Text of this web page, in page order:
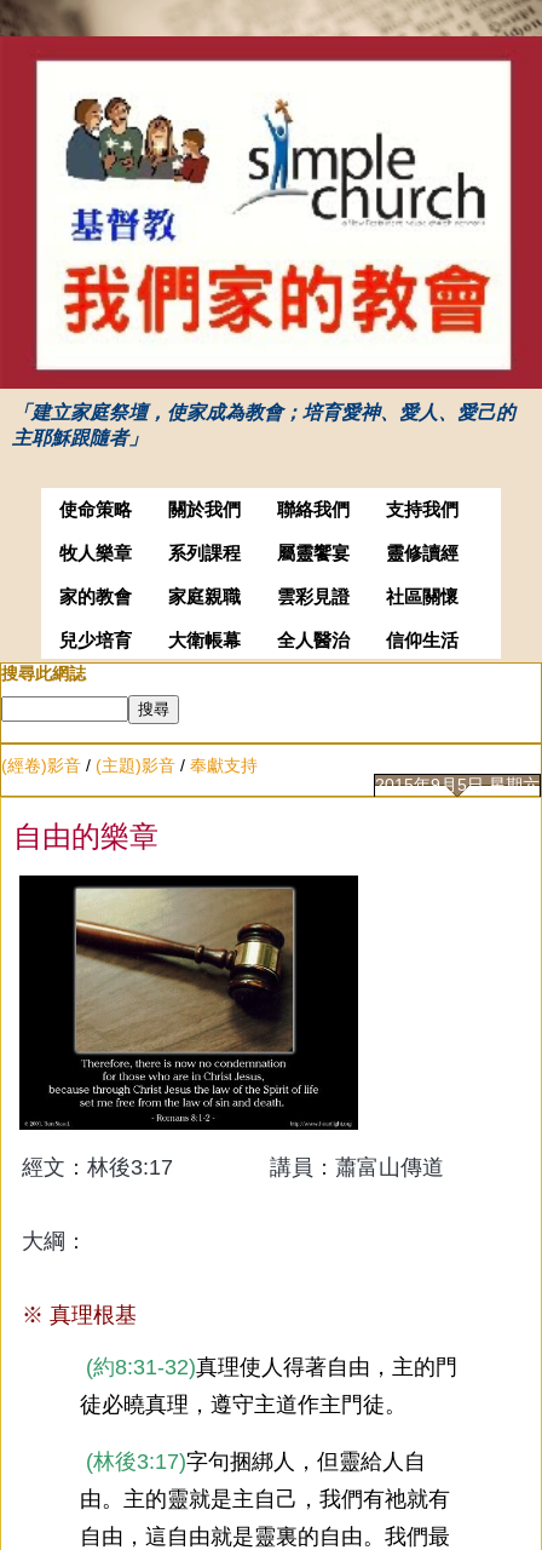
「建立家庭祭壇，使家成為教會；培育愛神、愛人、愛己的
主耶穌跟隨者」
使命策略 關於我們 聯絡我們 支持我們
牧人樂章 系列課程 屬靈饗宴 靈修讀經
家的教會 家庭親職 雲彩見證 社區關懷
兒少培育 大衛帳幕 全人醫治
信仰生活
搜尋此網誌
(經卷)影音 / (主題)影音 / 奉獻支持
2015年9月5日 星期六
自由的樂章
經文：林後3:17 講員：蕭富山傳道
大綱：
※ 真理根基
(約8:31-32)真理使人得著自由，主的門
徒必曉真理，遵守主道作主門徒。
(林後3:17)字句捆綁人，但靈給人自
由。主的靈就是主自己，我們有祂就有
自由，這自由就是靈裏的自由。我們最